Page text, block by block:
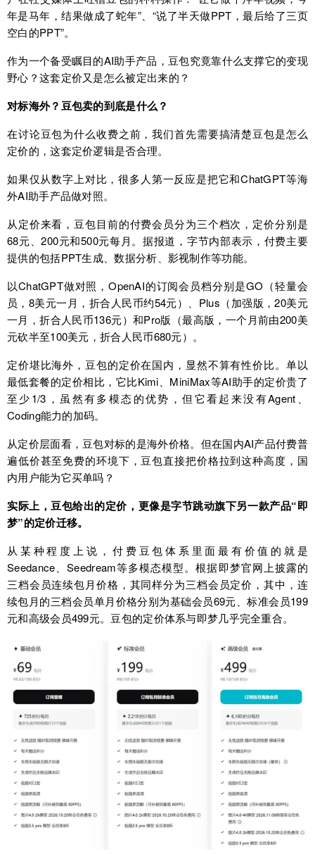
年是马年，结果做成了蛇年”、“说了半天做PPT，最后给了三页
空白的PPT”。
作为一个备受瞩目的AI助手产品，豆包究竟靠什么支撑它的变现
野心？这套定价又是怎么被定出来的？
对标海外？豆包卖的到底是什么？
在讨论豆包为什么收费之前，我们首先需要搞清楚豆包是怎么
定价的，这套定价逻辑是否合理。
如果仅从数字上对比，很多人第一反应是把它和ChatGPT等海
外AI助手产品做对照。
从定价来看，豆包目前的付费会员分为三个档次，定价分别是
68元、200元和500元每月。据报道，字节内部表示，付费主要
提供的包括PPT生成、数据分析、影视制作等功能。
以ChatGPT做对照，OpenAI的订阅会员档分别是GO（轻量会
员，8美元一月，折合人民币约54元）、Plus（加强版，20美元
一月，折合人民币136元）和Pro版（最高版，一个月前由200美
元砍半至100美元，折合人民币680元）。
定价堪比海外，豆包的定价在国内，显然不算有性价比。单以
最低套餐的定价相比，它比Kimi、MiniMax等AI助手的定价贵了
至少1/3，虽然有多模态的优势，但它看起来没有Agent、
Coding能力的加码。
从定价层面看，豆包对标的是海外价格。但在国内AI产品付费普
遍低价甚至免费的环境下，豆包直接把价格拉到这种高度，国
内用户能为它买单吗？
实际上，豆包给出的定价，更像是字节跳动旗下另一款产品“即
梦”的定价迁移。
从某种程度上说，付费豆包体系里面最有价值的就是
Seedance、Seedream等多模态模型。根据即梦官网上披露的
三档会员连续包月价格，其同样分为三档会员定价，其中，连
续包月的三档会员单月价格分别为基础会员69元、标准会员199
元和高级会员499元。豆包的定价体系与即梦几乎完全重合。